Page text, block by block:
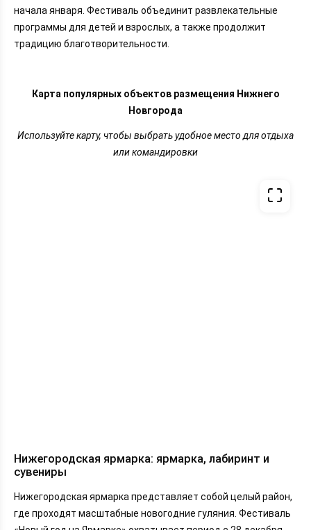
начала января. Фестиваль объединит развлекательные
программы для детей и взрослых, а также продолжит
традицию благотворительности.
Карта популярных объектов размещения Нижнего
Новгорода
Используйте карту, чтобы выбрать удобное место для отдыха
или командировки
Нижегородская ярмарка: ярмарка, лабиринт и
сувениры
Нижегородская ярмарка представляет собой целый район,
где проходят масштабные новогодние гуляния. Фестиваль